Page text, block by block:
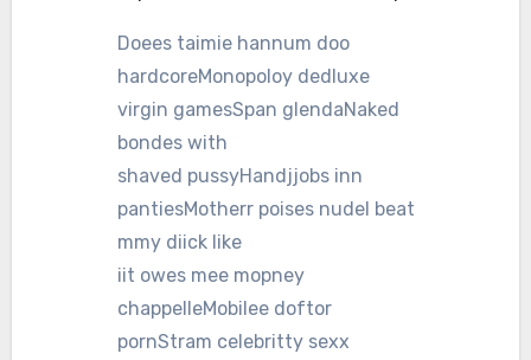
Doees taimie hannum doo
hardcoreMonopoloy dedluxe
virgin gamesSpan glendaNaked
bondes with
shaved pussyHandjjobs inn
pantiesMotherr poises nudeI beat
mmy diick like
iit owes mee mopney
chappelleMobilee doftor
pornStram celebritty sexx